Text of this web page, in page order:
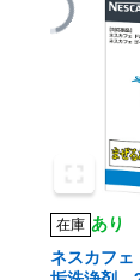
在庫 あり
ネスカフ